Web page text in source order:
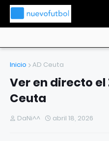
Inicio AD Ceuta
Ver en directo el
Ceuta
DaNi^^ abril 18, 2026